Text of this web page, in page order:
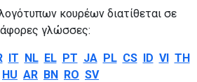
κουρέων διατίθεται σε
γλώσσες:
IT NL EL PT JA PL CS ID VI TH
HU AR BN RO SV